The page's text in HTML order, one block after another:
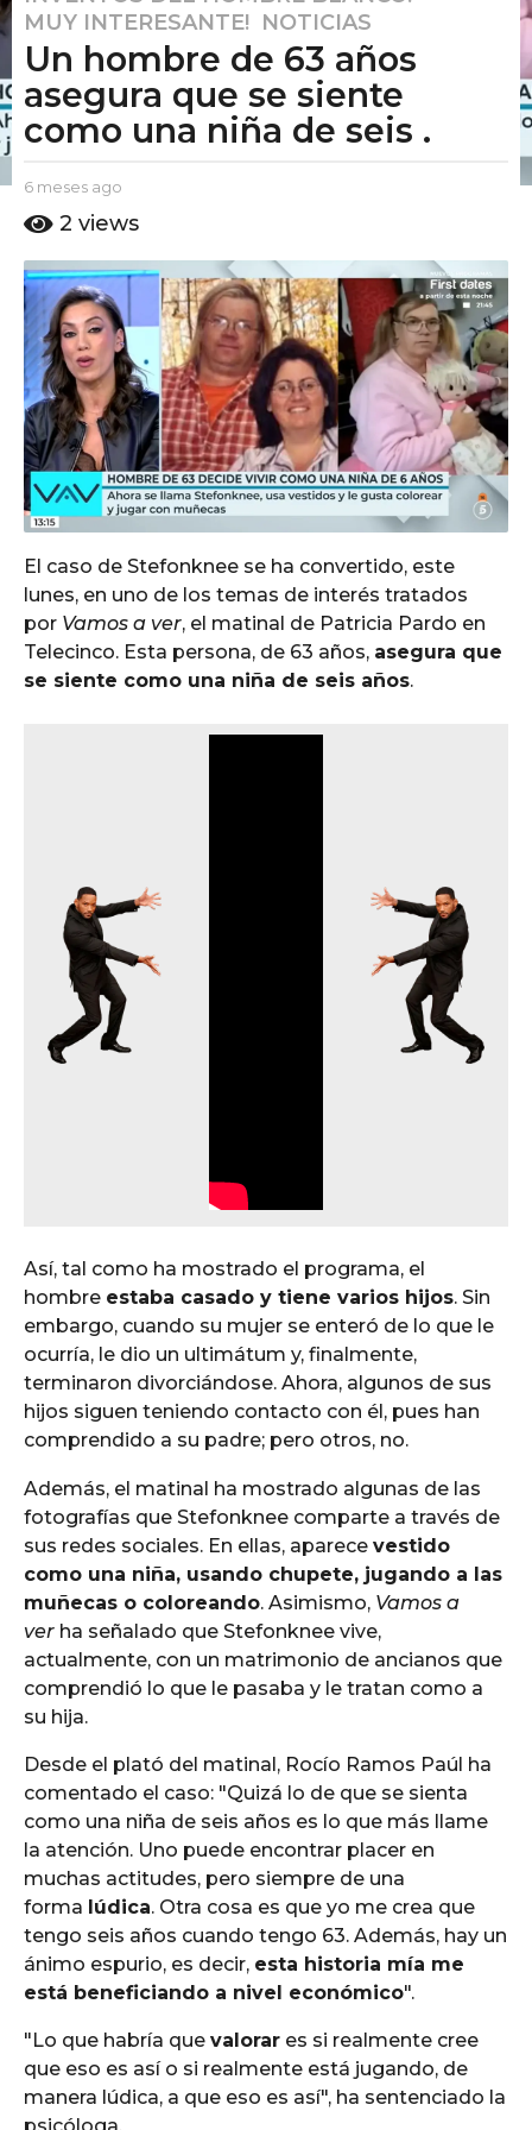
m
e
e
s
g
o
m
e
s
e
s
a
g
o
MUY INTERESANTE! ,NOTICIAS
Un hombre de 63 años
asegura que se siente
como una niña de seis .
b
E
P
u
t
o
A
m
o
6 meses ago
e
e
a
g
o
2 views
El caso de Stefonknee se ha convertido, este
lunes, en uno de los temas de interés tratados
por Vamos a ver, el matinal de Patricia Pardo en
Telecinco. Esta persona, de 63 años, asegura que
se siente como una niña de seis años.
Así, tal como ha mostrado el programa, el
hombre estaba casado y tiene varios hijos. Sin
embargo, cuando su mujer se enteró de lo que le
ocurría, le dio un ultimátum y, finalmente,
terminaron divorciándose. Ahora, algunos de sus
hijos siguen teniendo contacto con él, pues han
comprendido a su padre; pero otros, no.
Además, el matinal ha mostrado algunas de las
fotografías que Stefonknee comparte a través de
sus redes sociales. En ellas, aparece vestido
como una niña, usando chupete, jugando a las
muñecas o coloreando. Asimismo, Vamos a
ver ha señalado que Stefonknee vive,
actualmente, con un matrimonio de ancianos que
comprendió lo que le pasaba y le tratan como a
su hija.
Desde el plató del matinal, Rocío Ramos Paúl ha
comentado el caso: "Quizá lo de que se sienta
como una niña de seis años es lo que más llame
la atención. Uno puede encontrar placer en
muchas actitudes, pero siempre de una
forma lúdica. Otra cosa es que yo me crea que
tengo seis años cuando tengo 63. Además, hay un
ánimo espurio, es decir, esta historia mía me
está beneficiando a nivel económico".
"Lo que habría que valorar es si realmente cree
que eso es así o si realmente está jugando, de
manera lúdica, a que eso es así", ha sentenciado la